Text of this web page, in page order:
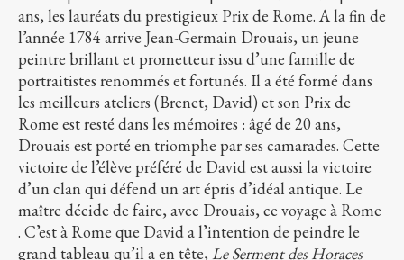
ans, les lauréats du prestigieux Prix de Rome. A la fin de
l’année 1784 arrive Jean-Germain Drouais, un jeune
peintre brillant et prometteur issu d’une famille de
portraitistes renommés et fortunés. Il a été formé dans
les meilleurs ateliers (Brenet, David) et son Prix de
Rome est resté dans les mémoires : âgé de 20 ans,
Drouais est porté en triomphe par ses camarades. Cette
victoire de l’élève préféré de David est aussi la victoire
d’un clan qui défend un art épris d’idéal antique. Le
maître décide de faire, avec Drouais, ce voyage à Rome
. C’est à Rome que David a l’intention de peindre le
grand tableau qu’il a en tête, Le Serment des Horaces